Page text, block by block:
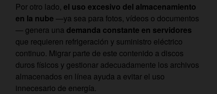
Por otro lado, el uso excesivo del almacenamiento
en la nube —ya sea para fotos, vídeos o documentos
— genera una demanda constante en servidores
que requieren refrigeración y suministro eléctrico
continuo. Migrar parte de este contenido a discos
duros físicos y gestionar adecuadamente los archivos
almacenados en línea ayuda a evitar el uso
innecesario de energía.